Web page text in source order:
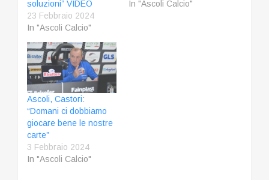
soluzioni” VIDEO
23 Febbraio 2024
In "Ascoli Calcio"
In "Ascoli Calcio"
Ascoli, Castori:
“Domani ci dobbiamo
giocare bene le nostre
carte”
3 Febbraio 2024
In "Ascoli Calcio"